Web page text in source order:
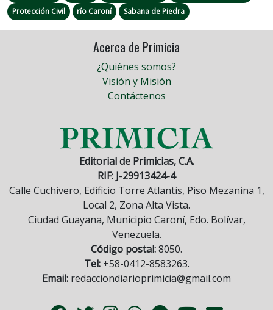
Protección Civil
río Caroní Sabana de Piedra
Acerca de Primicia
¿Quiénes somos?
Visión y Misión
Contáctenos
Editorial de Primicias, C.A.
RIF: J-29913424-4
Calle Cuchivero, Edificio Torre Atlantis, Piso Mezanina 1,
Local 2, Zona Alta Vista.
Ciudad Guayana, Municipio Caroní, Edo. Bolívar,
Venezuela.
Código postal:8050.
Tel:+58-0412-8583263.
Email: redacciondiarioprimicia@gmail.com